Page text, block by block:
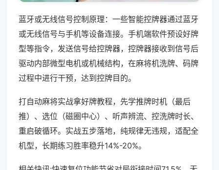
蓝牙或无线信号控制原理：一些智能控牌器通过蓝牙
或无线信号与手机等设备连接。手机端软件预设好牌
型等指令，发送信号给控牌器，控牌器接收到信号后
驱动内部微型电机或机械结构，在麻将机洗牌、码牌
过程中进行干预，达到控牌目的。
打自动麻将实战拿好牌教程，先学推牌时机（最后
推）、选位（磁圈中心）、听声辨流、控洗牌时长、
重启破循环。实战五步落地，纯规律无违规，适配全
机型，长期练习胜率稳升14%-20%。